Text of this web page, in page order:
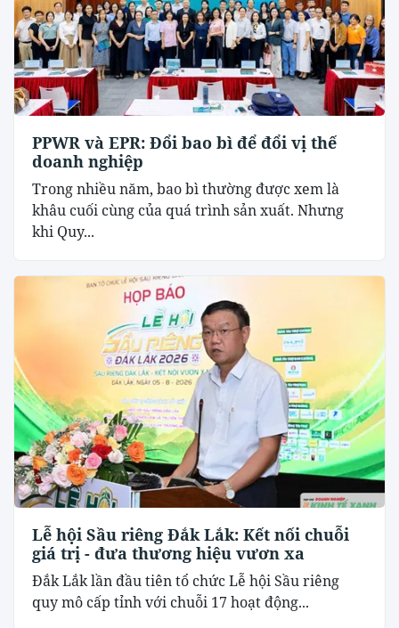
PPWR và EPR: Đổi bao bì để đổi vị thế
doanh nghiệp
Trong nhiều năm, bao bì thường được xem là
khâu cuối cùng của quá trình sản xuất. Nhưng
khi Quy...
Lễ hội Sầu riêng Đắk Lắk: Kết nối chuỗi
giá trị - đưa thương hiệu vươn xa
Đắk Lắk lần đầu tiên tổ chức Lễ hội Sầu riêng
quy mô cấp tỉnh với chuỗi 17 hoạt động...